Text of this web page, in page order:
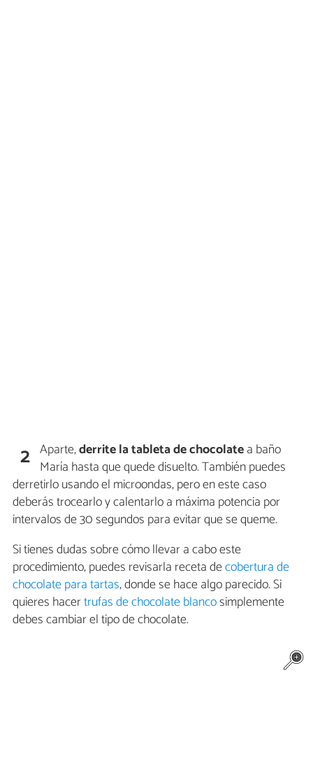
2 Aparte,derrite la tableta de chocolatea baño
María hasta que quede disuelto. También puedes
derretirlo usando el microondas, pero en este caso
deberás trocearlo y calentarlo a máxima potencia por
intervalos de 30 segundos para evitar que se queme.
Si tienes dudas sobre cómo llevar a cabo este
procedimiento, puedes revisarla receta decobertura de
chocolate para tartas, donde se hace algo parecido. Si
quieres hacertrufas de chocolate blancosimplemente
debes cambiar el tipo de chocolate.